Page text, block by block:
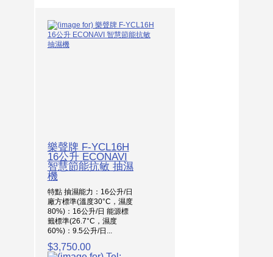
樂聲牌 F-YCL16H
16公升 ECONAVI
智慧節能抗敏 抽濕
機
特點 抽濕能力：16公升/日
廠方標準(溫度30°C，濕度
80%)：16公升/日 能源標
籤標準(26.7°C，濕度
60%)：9.5公升/日...
$3,750.00